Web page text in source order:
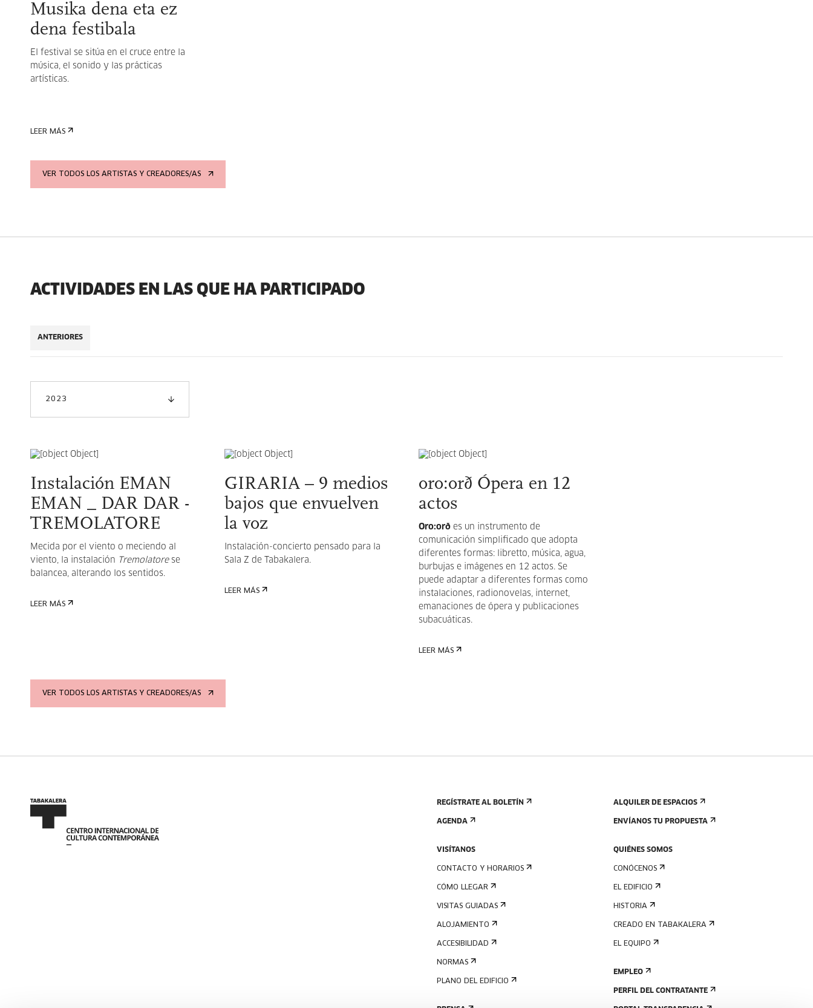
Musika dena eta ez
dena festibala
El festival se sitúa en el cruce entre la
música, el sonido y las prácticas
artísticas.
LEER MÁS
VER TODOS LOS ARTISTAS Y CREADORES/AS
ACTIVIDADES EN LAS QUE HA PARTICIPADO
ANTERIORES
2023
Instalación EMAN
EMAN _ DAR DAR -
TREMOLATORE
Mecida por el viento o meciendo al
viento, la instalación Tremolatorese
balancea, alterando los sentidos.
LEER MÁS
GIRARIA – 9 medios
bajos que envuelven
la voz
Instalación-concierto pensado para la
Sala Z de Tabakalera.
LEER MÁS
oro:orð Ópera en 12
actos
Oro:orð es un instrumento de
comunicación simplificado que adopta
diferentes formas: libretto, música, agua,
burbujas e imágenes en 12 actos. Se
puede adaptar a diferentes formas como
instalaciones, radionovelas, internet,
emanaciones de ópera y publicaciones
subacuáticas.
LEER MÁS
VER TODOS LOS ARTISTAS Y CREADORES/AS
REGÍSTRATE AL BOLETÍN
AGENDA
VISÍTANOS
CONTACTO Y HORARIOS
CÓMO LLEGAR
VISITAS GUIADAS
ALOJAMIENTO
ACCESIBILIDAD
NORMAS
PLANO DEL EDIFICIO
ALQUILER DE ESPACIOS
ENVÍANOS TU PROPUESTA
QUIÉNES SOMOS
CONÓCENOS
EL EDIFICIO
HISTORIA
CREADO EN TABAKALERA
EL EQUIPO
EMPLEO
PERFIL DEL CONTRATANTE